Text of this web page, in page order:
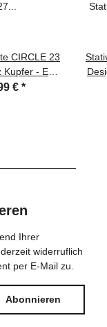
CIRCLE 23
- E27
€ *
Ihrer
widerruflich
per E-Mail zu.
Abonnieren